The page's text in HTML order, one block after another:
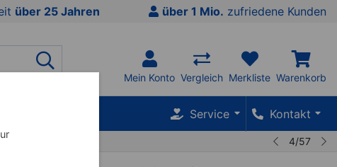
über 25 Jahren über 1 Mio. zufriedene Kunden
Mein Konto Vergleich Merkliste Warenkorb
Service Kontakt
4/57